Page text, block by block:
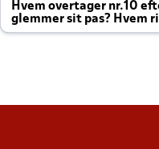
Hvem overtager nr.10
glemmer sit pas? Hvem
altid til efter kampe?